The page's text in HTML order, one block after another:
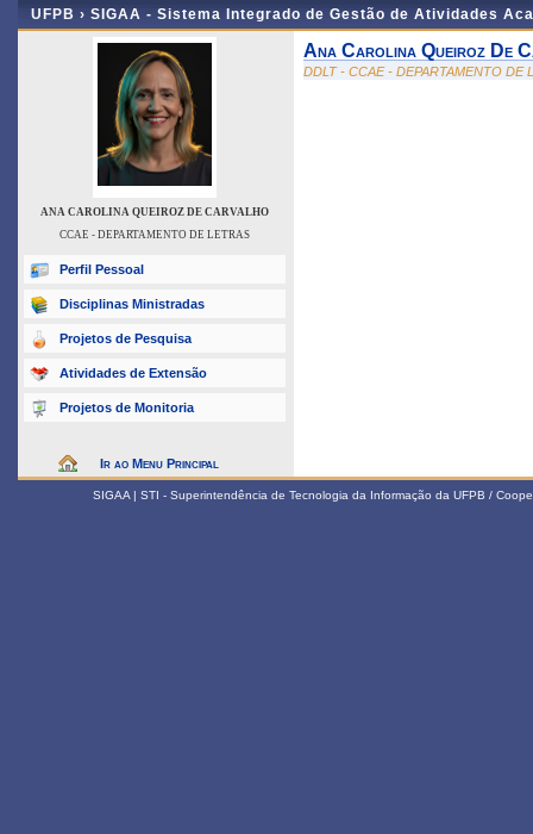
UFPB › SIGAA - Sistema Integrado de Gestão de Atividades
ANA CAROLINA QUEIROZ DE CARVALHO
CCAE - DEPARTAMENTO DE LETRAS
Perfil Pessoal
Disciplinas Ministradas
Projetos de Pesquisa
Atividades de Extensão
Projetos de Monitoria
Ir ao Menu Principal
Ana Carolina Queiroz De
DDLT - CCAE - DEPARTAMENTO DE
SIGAA | STI - Superintendência de Tecnologia da Informação da UFPB /